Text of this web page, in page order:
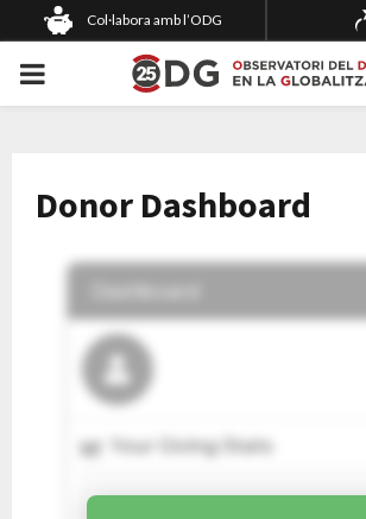
Col·labora amb l’ODG
PRIMARY
Donor Dashboard